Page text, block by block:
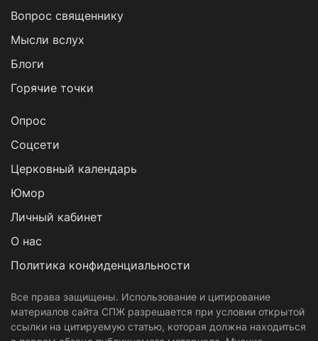
Вопрос священнику
Мысли вслух
Блоги
Горячие точки
Опрос
Cоцсети
Церковный календарь
Юмор
Личный кабинет
О нас
Политика конфиденциальности
Все права защищены. Использование и цитирование
материалов сайта СПЖ разрешается при условии открытой
ссылки на цитируемую статью, которая должна находиться